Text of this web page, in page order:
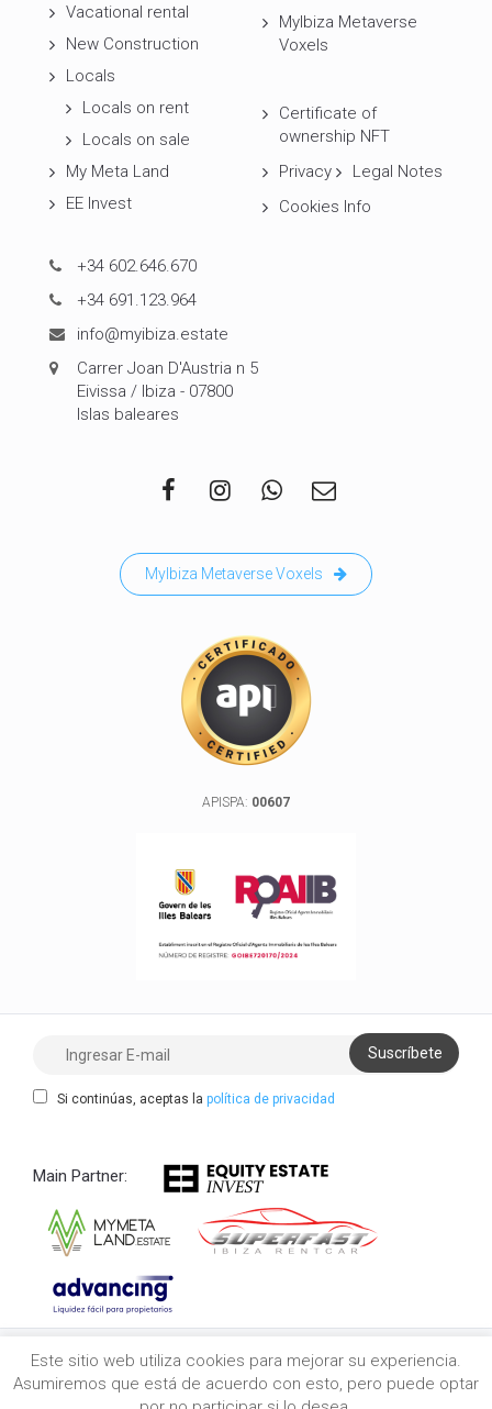
Vacational rental
New Construction
Locals
Locals on rent
Locals on sale
My Meta Land
EE Invest
MyIbiza Metaverse
Voxels
Certificate of
ownership NFT
Privacy
Legal Notes
Cookies Info
+34 602.646.670
+34 691.123.964
info@myibiza.estate
Carrer Joan D'Austria n 5
Eivissa / Ibiza - 07800
Islas baleares
MyIbiza Metaverse Voxels
APISPA: 00607
Si continúas, aceptas la política de privacidad
Main Partner:
Copyright 2021/2026 myibiza.estate © All Rights
Reserved
Este sitio web utiliza cookies para mejorar su experiencia.
Asumiremos que está de acuerdo con esto, pero puede optar